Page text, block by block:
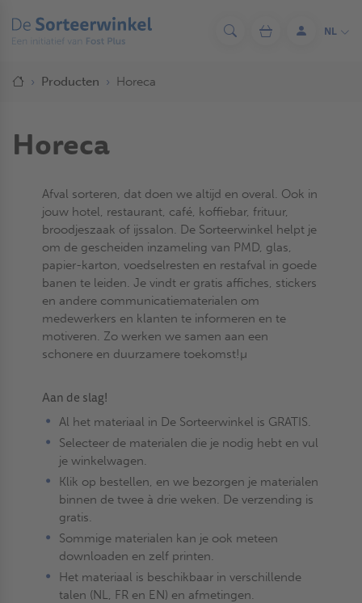
en
naar
inhoud
ZoekenWinkelwagen
NL
Kruimelpad
Home
Producten Horeca
Horeca
Afval sorteren, dat doen we altijd en overal. Ook in
jouw hotel, restaurant, café, koffiebar, frituur,
broodjeszaak of ijssalon. De Sorteerwinkel helpt je
om de gescheiden inzameling van PMD, glas,
papier-karton, voedselresten en restafval in goede
banen te leiden. Je vindt er gratis affiches, stickers
en andere communicatiematerialen om
medewerkers en klanten te informeren en te
motiveren. Zo werken we samen aan een
schonere en duurzamere toekomst!µ
Aan de slag!
Al het materiaal in De Sorteerwinkel is GRATIS.
Selecteer de materialen die je nodig hebt en vul
je winkelwagen.
Klik op bestellen, en we bezorgen je materialen
binnen de twee à drie weken. De verzending is
gratis.
Sommige materialen kan je ook meteen
downloaden en zelf printen.
Het materiaal is beschikbaar in verschillende
talen (NL, FR en EN) en afmetingen.